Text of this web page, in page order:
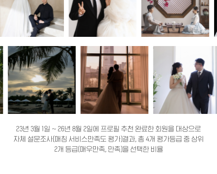
23년 3월 1일 ~ 26년 8월 2일에 프로필 추천 완료한 회원을 대상으로
자체 설문조사(매칭 서비스만족도 평가)결과, 총 4개 평가등급 중 상위
2개 등급(매우만족, 만족)을 선택한 비율